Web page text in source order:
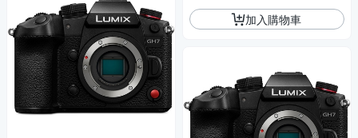
加入購物車